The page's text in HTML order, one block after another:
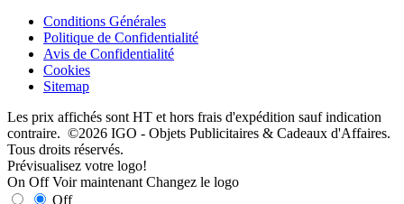
Conditions Générales
Politique de Confidentialité
Avis de Confidentialité
Cookies
Sitemap
Les prix affichés sont HT et hors frais d'expédition sauf indication
contraire. ©2026 IGO - Objets Publicitaires & Cadeaux d'Affaires.
Tous droits réservés.
Prévisualisez votre logo!
On Off Voir maintenant Changez le logo
Off